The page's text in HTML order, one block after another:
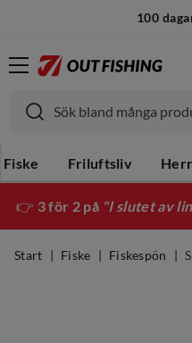
100
Fiske Friluftsliv Herr
👉 3 för 2 på "I slutet av
Start Fiske Fiskespön